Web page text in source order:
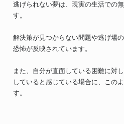
逃げられない夢は、現実の生活での
す。
解決策が見つからない問題や逃げ場
恐怖が反映されています。
また、自分が直面している困難に対
していると感じている場合に、この
す。